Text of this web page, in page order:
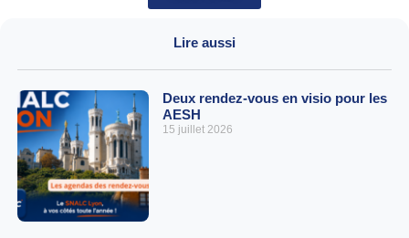
Lire aussi
Deux rendez-vous en visio pour les
AESH
15 juillet 2026